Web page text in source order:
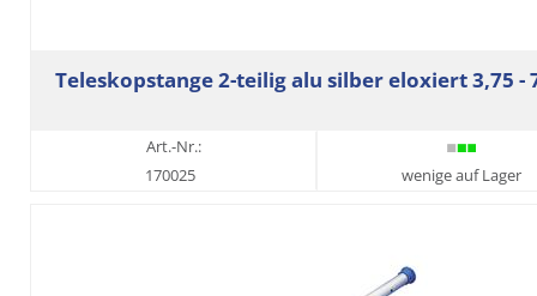
Teleskopstange 2-teilig alu silber eloxiert 3,75 -
Art.-Nr.:
170025
wenige auf Lager